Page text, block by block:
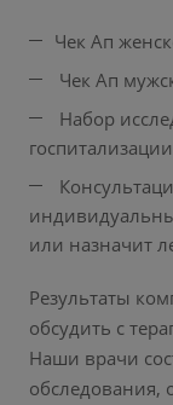
Чек Ап
Чек Ап
Набор
госпитализации
или назначит
Результаты
обсудить с
Наши врачи
обследования,